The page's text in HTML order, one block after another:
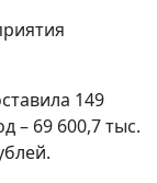
149
– 69 600,7 тыс.